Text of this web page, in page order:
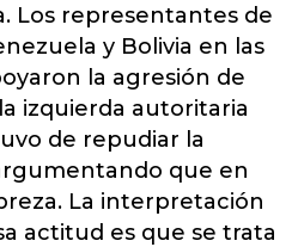
Los representantes de
y Bolivia en las
la agresión de
izquierda autoritaria
de repudiar la
que en
La interpretación
actitud es que se trata